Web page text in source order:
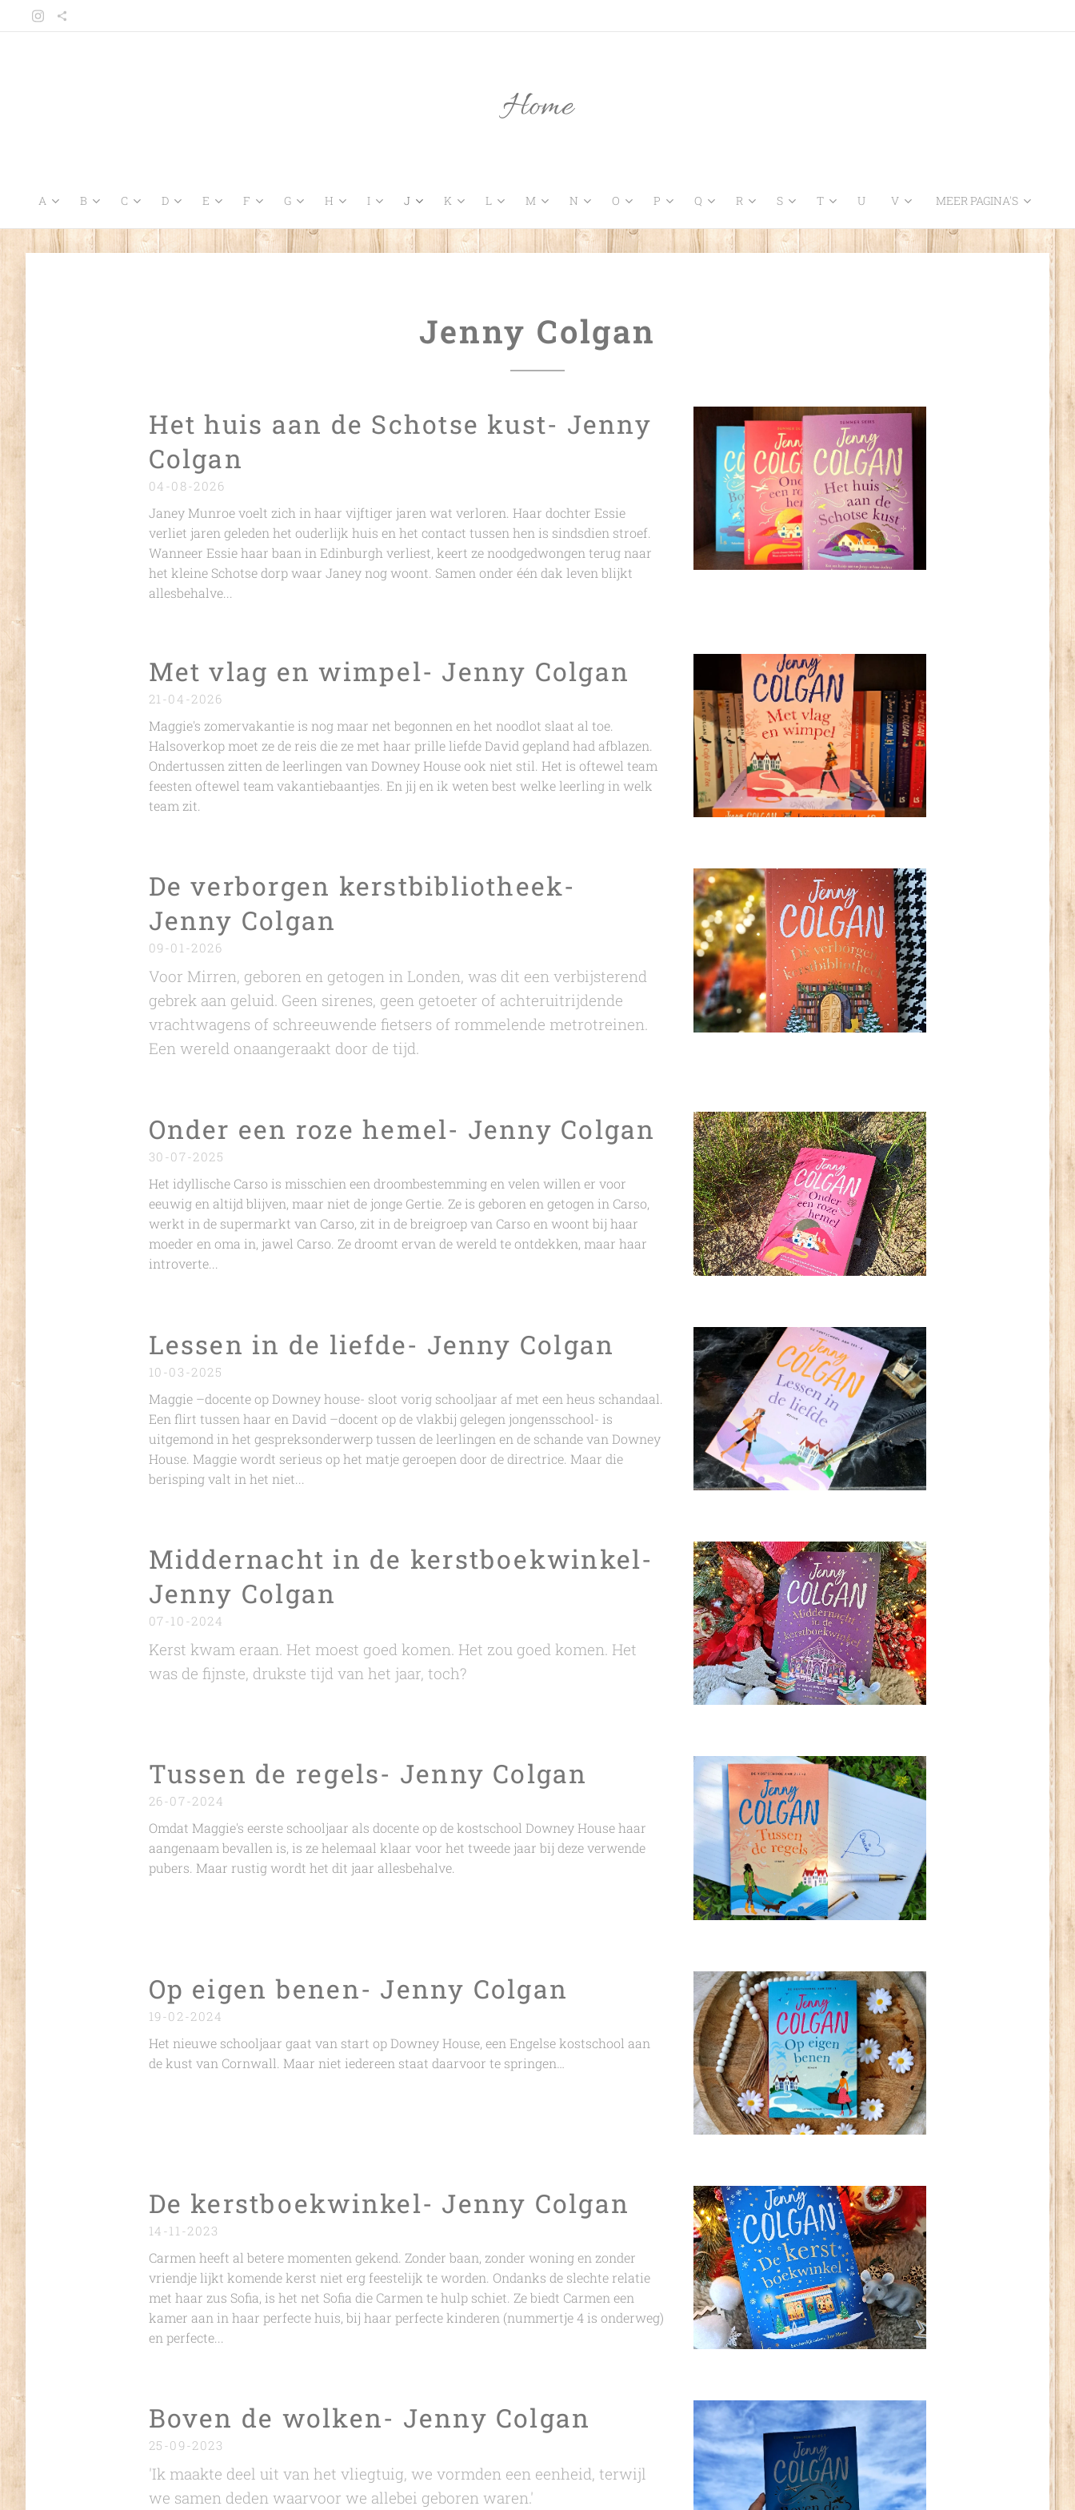
Home
A B C D E F G H I J K L M N O P Q R S T U V MEER PAGINA'S
Jenny Colgan
Het huis aan de Schotse kust- Jenny
Colgan
04-08-2026
Janey Munroe voelt zich in haar vijftiger jaren wat verloren. Haar dochter Essie
verliet jaren geleden het ouderlijk huis en het contact tussen hen is sindsdien stroef.
Wanneer Essie haar baan in Edinburgh verliest, keert ze noodgedwongen terug naar
het kleine Schotse dorp waar Janey nog woont. Samen onder één dak leven blijkt
allesbehalve...
Met vlag en wimpel- Jenny Colgan
21-04-2026
Maggie's zomervakantie is nog maar net begonnen en het noodlot slaat al toe.
Halsoverkop moet ze de reis die ze met haar prille liefde David gepland had afblazen.
Ondertussen zitten de leerlingen van Downey House ook niet stil. Het is oftewel team
feesten oftewel team vakantiebaantjes. En jij en ik weten best welke leerling in welk
team zit.
De verborgen kerstbibliotheek-
Jenny Colgan
09-01-2026
Voor Mirren, geboren en getogen in Londen, was dit een verbijsterend
gebrek aan geluid. Geen sirenes, geen getoeter of achteruitrijdende
vrachtwagens of schreeuwende fietsers of rommelende metrotreinen.
Een wereld onaangeraakt door de tijd.
Onder een roze hemel- Jenny Colgan
30-07-2025
Het idyllische Carso is misschien een droombestemming en velen willen er voor
eeuwig en altijd blijven, maar niet de jonge Gertie. Ze is geboren en getogen in Carso,
werkt in de supermarkt van Carso, zit in de breigroep van Carso en woont bij haar
moeder en oma in, jawel Carso. Ze droomt ervan de wereld te ontdekken, maar haar
introverte...
Lessen in de liefde- Jenny Colgan
10-03-2025
Maggie –docente op Downey house- sloot vorig schooljaar af met een heus schandaal.
Een flirt tussen haar en David –docent op de vlakbij gelegen jongensschool- is
uitgemond in het gespreksonderwerp tussen de leerlingen en de schande van Downey
House. Maggie wordt serieus op het matje geroepen door de directrice. Maar die
berisping valt in het niet...
Middernacht in de kerstboekwinkel-
Jenny Colgan
07-10-2024
Kerst kwam eraan. Het moest goed komen. Het zou goed komen. Het
was de fijnste, drukste tijd van het jaar, toch?
Tussen de regels- Jenny Colgan
26-07-2024
Omdat Maggie's eerste schooljaar als docente op de kostschool Downey House haar
aangenaam bevallen is, is ze helemaal klaar voor het tweede jaar bij deze verwende
pubers. Maar rustig wordt het dit jaar allesbehalve.
Op eigen benen- Jenny Colgan
19-02-2024
Het nieuwe schooljaar gaat van start op Downey House, een Engelse kostschool aan
de kust van Cornwall. Maar niet iedereen staat daarvoor te springen…
De kerstboekwinkel- Jenny Colgan
14-11-2023
Carmen heeft al betere momenten gekend. Zonder baan, zonder woning en zonder
vriendje lijkt komende kerst niet erg feestelijk te worden. Ondanks de slechte relatie
met haar zus Sofia, is het net Sofia die Carmen te hulp schiet. Ze biedt Carmen een
kamer aan in haar perfecte huis, bij haar perfecte kinderen (nummertje 4 is onderweg)
en perfecte...
Boven de wolken- Jenny Colgan
25-09-2023
'Ik maakte deel uit van het vliegtuig, we vormden een eenheid, terwijl
we samen deden waarvoor we allebei geboren waren.'